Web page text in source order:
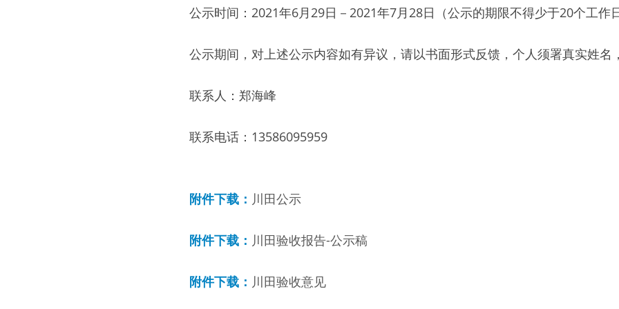
公示时间：2021年6月29日－2021年7月28日（公示的期限不得少于20个工作
公示期间，对上述公示内容如有异议，请以书面形式反馈，个人须署真实姓名
联系人：郑海峰
联系电话：13586095959
附件下载： 川田公示
附件下载： 川田验收报告-公示稿
附件下载： 川田验收意见